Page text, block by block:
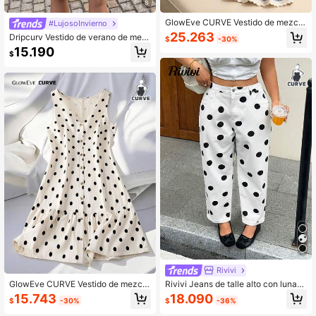
8
#LujosoInvierno
Dripcurv Vestido de verano de mez
clilla negro y sencillo para mujer de
talla grande, vestido de vacaciones
o de vacaciones, vestido de playa,
vestido de estilo campestre
$15.190
GlowEve CURVE Vestido de mezclil
la casual sin mangas con lunares, a
botonado sencillo y bajo con volant
$15.743 -30%
GlowEve CURVE Vestido de mezclil
la jacquard sin elasticidad casual d
e verano para mujer talla grande
$25.263 -30%
Rivivi
Rivivi Jeans de talle alto con lunare
s para mamá de talla grande
$18.090 -36%